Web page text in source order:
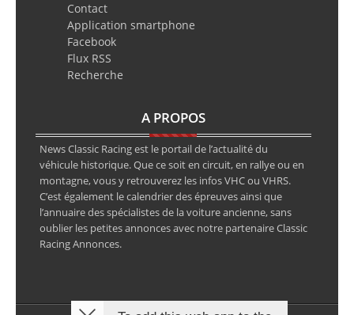
Contact
Application smartphone
Facebook
Flux RSS
Recherche
A PROPOS
News Classic Racing est le portail de l’actualité du
véhicule historique. Que ce soit en circuit, en rallye ou en
montagne, vous y retrouverez les infos VHC ou VHRS.
C’est également le calendrier des épreuves ainsi que
l’annuaire des spécialistes de la voiture ancienne, sans
oublier les petites annonces avec notre partenaire Classic
Racing Annonces.